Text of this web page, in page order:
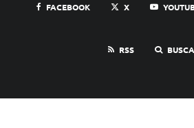
FACEBOOK X
RSS